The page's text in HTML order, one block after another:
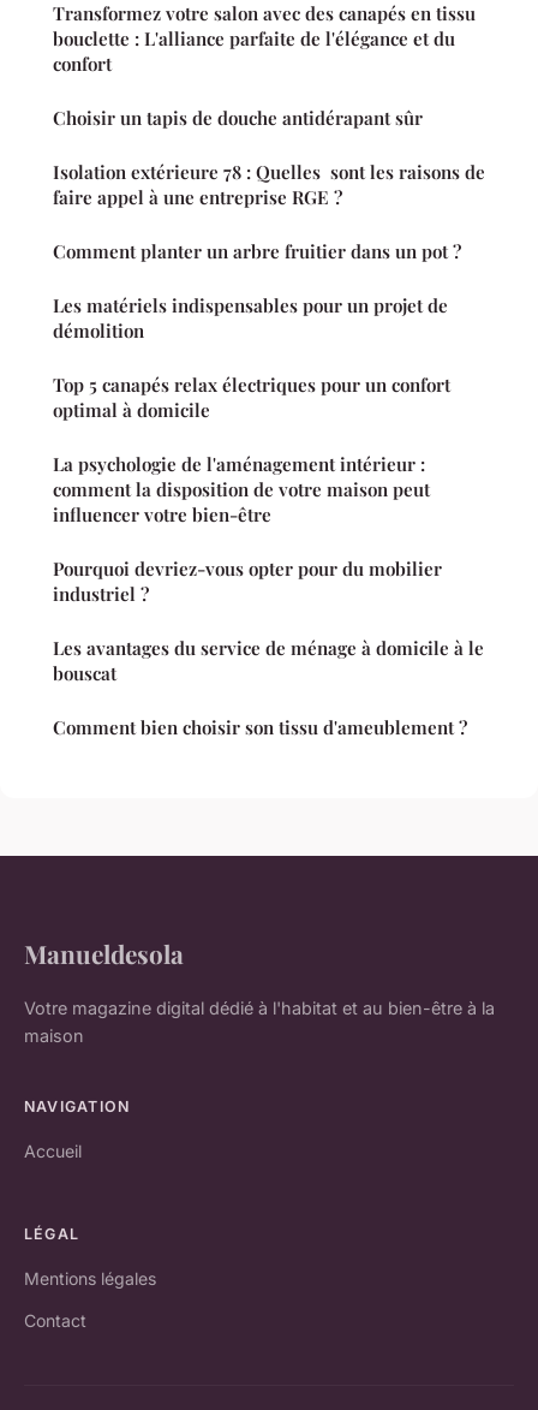
Transformez votre salon avec des canapés en tissu
bouclette : L'alliance parfaite de l'élégance et du
confort
Choisir un tapis de douche antidérapant sûr
Isolation extérieure 78 : Quelles sont les raisons de
faire appel à une entreprise RGE ?
Comment planter un arbre fruitier dans un pot ?
Les matériels indispensables pour un projet de
démolition
Top 5 canapés relax électriques pour un confort
optimal à domicile
La psychologie de l'aménagement intérieur :
comment la disposition de votre maison peut
influencer votre bien-être
Pourquoi devriez-vous opter pour du mobilier
industriel ?
Les avantages du service de ménage à domicile à le
bouscat
Comment bien choisir son tissu d'ameublement ?
Manueldesola
Votre magazine digital dédié à l'habitat et au bien-être à la
maison
NAVIGATION
Accueil
LÉGAL
Mentions légales
Contact